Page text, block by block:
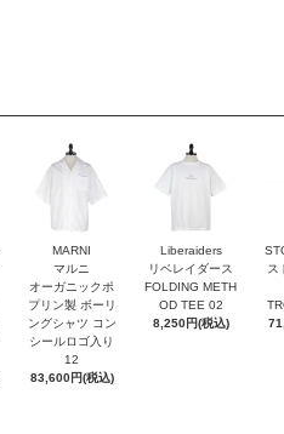
MARNI
マルニ
オーガニックポ
プリン製 ボーリ
ングシャツ コン
シールロゴ入り
12
83,600円(税込)
Liberaiders
リベレイダース
FOLDING METH
OD TEE 02
8,250円(税込)
ス